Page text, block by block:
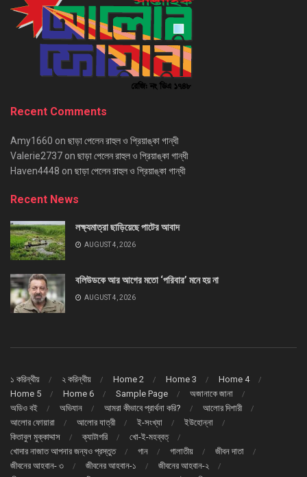
Recent Comments
Amy1660 on ছাড়া পেলেন রাহুল ও প্রিয়াঙ্কা গান্ধী
Valerie2737 on ছাড়া পেলেন রাহুল ও প্রিয়াঙ্কা গান্ধী
Haven4448 on ছাড়া পেলেন রাহুল ও প্রিয়াঙ্কা গান্ধী
Recent News
লক্ষ্যমাত্রা ছাড়িয়েছে পাটের আবাদ
AUGUST 4, 2026
বলিউডকে আর আগের মতো ‘পরিবার’ মনে হয় না
AUGUST 4, 2026
১ করিন্থীয় ২ করিন্থীয় Home 2 Home 3
Home 4
Home 5
Home 6 Sample Page
অজানাকে জানা
অডিও বই
অভিযান আমরা কীভাবে প্রার্থনা করি?
আলোর দিশারী
আলোর ফোয়ারা
আলোর যাত্রী ই-সংখ্যা
ইউহোন্না
কিতাবুল মুক্কাদ্দাস
ক্যাটাগরি
খো-ই-মহব্বত্
খোদার নাজাত আপনার জন্যও প্রস্তুত
গান গালাতীয়
জীবন দাতা
জীবনের আহবান- ৩
জীবনের আহবান-১
জীবনের আহবান-২